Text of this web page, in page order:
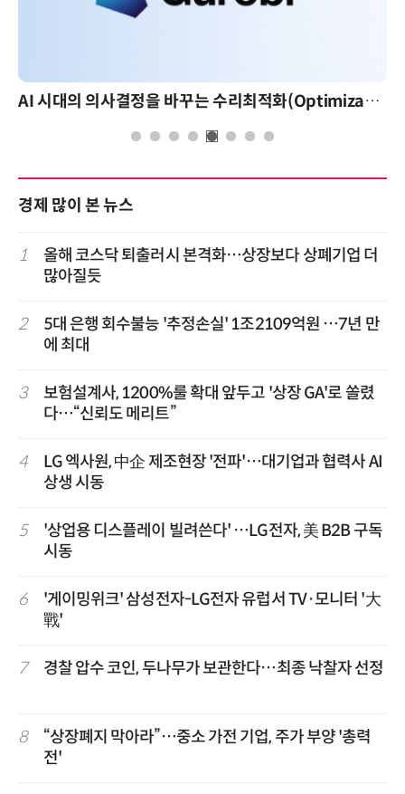
AI 시대의 의사결정을 바꾸는 수리최적화(Optimization): 실제 산업 적용 사례와 활용 전략
경제 많이 본 뉴스
1
올해 코스닥 퇴출러시 본격화…상장보다 상폐기업 더
많아질듯
2
5대 은행 회수불능 '추정손실' 1조2109억원 …7년 만
에 최대
3
보험설계사, 1200%룰 확대 앞두고 '상장 GA'로 쏠렸
다…“신뢰도 메리트”
4
LG 엑사원, 中企 제조현장 '전파'…대기업과 협력사 AI
상생 시동
5
'상업용 디스플레이 빌려쓴다' …LG전자, 美 B2B 구독
시동
6
'게이밍위크' 삼성전자-LG전자 유럽서 TV·모니터 '大
戰'
7 경찰 압수 코인, 두나무가 보관한다…최종 낙찰자 선정
8
“상장폐지 막아라”…중소 가전 기업, 주가 부양 '총력
전'